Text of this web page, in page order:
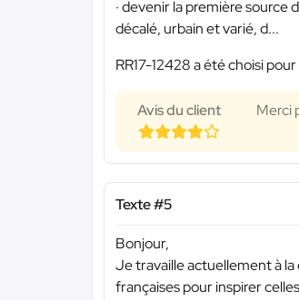
· devenir la première source
décalé, urbain et varié, d...
RR17-12428 a été choisi
Avis du client Merci
Texte #5
Bonjour,
Je travaille actuellement à
françaises pour inspirer